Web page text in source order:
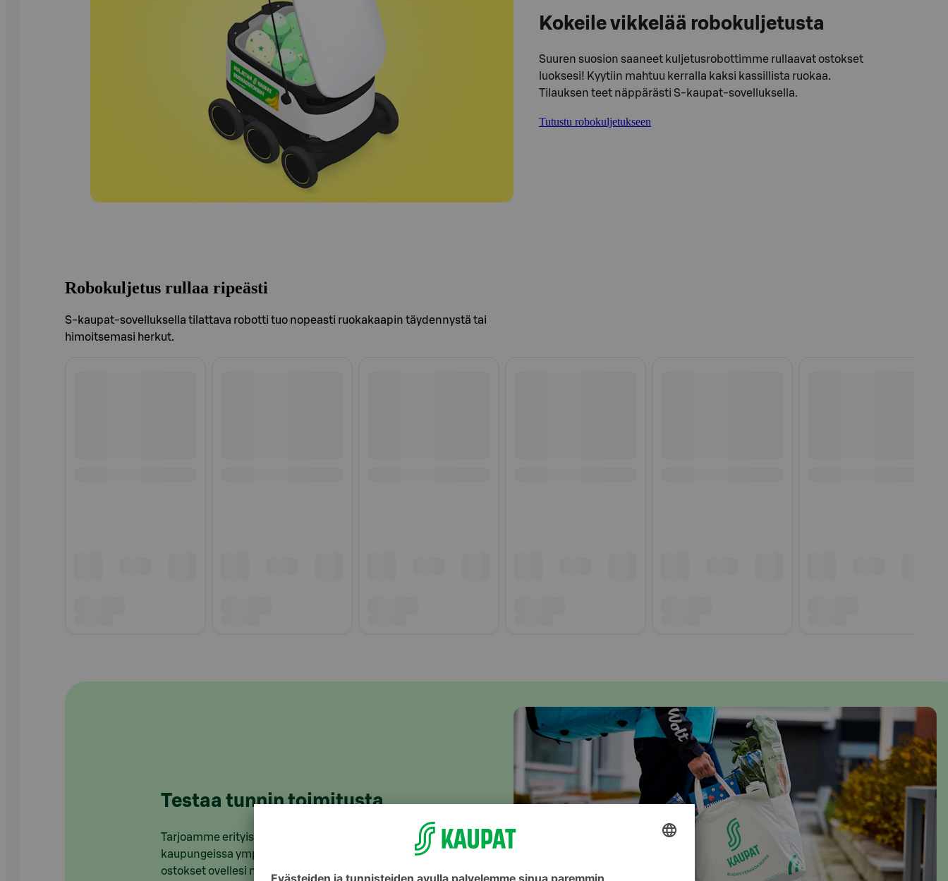
Kokeile vikkelää robokuljetusta
Suuren suosion saaneet kuljetusrobottimme rullaavat ostokset
luoksesi! Kyytiin mahtuu kerralla kaksi kassillista ruokaa.
Tilauksen teet näppärästi S-kaupat-sovelluksella.
Tutustu robokuljetukseen
Robokuljetus rullaa ripeästi
S-kaupat-sovelluksella tilattava robotti tuo nopeasti ruokakaapin täydennystä tai
himoitsemasi herkut.
Testaa tunnin toimitusta
Tarjoamme erityisen nopeaa ruokaostosten toimitustapaa eri
kaupungeissa ympäri Suomea. Kuljetuskumppanimme tuovat
ostokset ovellesi noin tunnissa. Kyytiin mahtuu kerralla